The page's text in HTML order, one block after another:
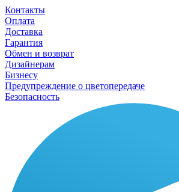
Контакты
Оплата
Доставка
Гарантия
Обмен и возврат
Дизайнерам
Бизнесу
Предупреждение о цветопередаче
Безопасность